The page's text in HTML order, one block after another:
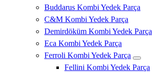
Buddarus Kombi Yedek Parça
C&M Kombi Yedek Parça
Demirdöküm Kombi Yedek Parça
Eca Kombi Yedek Parça
Ferroli Kombi Yedek Parça
Fellini Kombi Yedek Parça